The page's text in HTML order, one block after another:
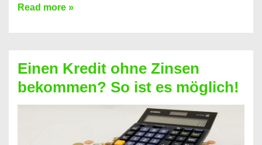
Ist
Festvertrag
für
jeden
Read more »
Einen Kredit ohne Zinsen
bekommen? So ist es möglich!